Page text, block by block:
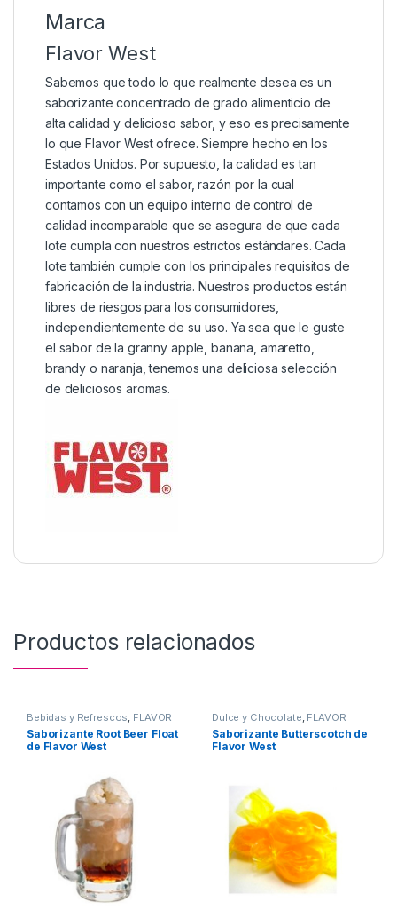
Marca
Flavor West
Sabemos que todo lo que realmente desea es un
saborizante concentrado de grado alimenticio de
alta calidad y delicioso sabor, y eso es precisamente
lo que Flavor West ofrece. Siempre hecho en los
Estados Unidos. Por supuesto, la calidad es tan
importante como el sabor, razón por la cual
contamos con un equipo interno de control de
calidad incomparable que se asegura de que cada
lote cumpla con nuestros estrictos estándares. Cada
lote también cumple con los principales requisitos de
fabricación de la industria. Nuestros productos están
libres de riesgos para los consumidores,
independientemente de su uso. Ya sea que le guste
el sabor de la granny apple, banana, amaretto,
brandy o naranja, tenemos una deliciosa selección
de deliciosos aromas.
Productos relacionados
Bebidas y Refrescos, FLAVOR
WEST ,Sabor a Bebidas y
Refrescos,Saborizantes
Saborizante Root Beer Float
de Flavor West
Dulce y Chocolate, FLAVOR
WEST ,Sabor a Dulce y
Chocolate,Saborizantes
Saborizante Butterscotch de
Flavor West